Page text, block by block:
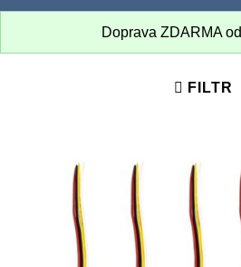
Doprava ZDARMA od
FILTR